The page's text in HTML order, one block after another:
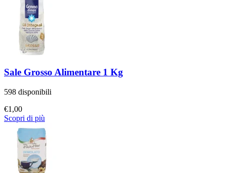
Sale Grosso Alimentare 1 Kg
598 disponibili
€1,00
Scopri di più